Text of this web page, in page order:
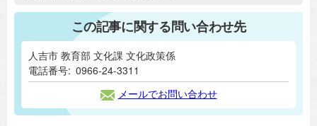
この記事に関する問い合わせ先
人吉市 教育部 文化課 文化政策係
電話番号: 0966-24-3311
メールでお問い合わせ